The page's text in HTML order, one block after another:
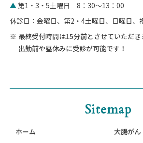
▲第1・3・5土曜日 8：30～13：00
休診日：金曜日、第2・4土曜日、日曜日、
最終受付時間は15分前とさせていただき
出勤前や昼休みに受診が可能です！
Sitemap
ホーム 大腸がん